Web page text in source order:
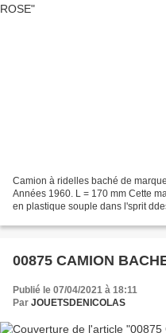
Camion à ridelles baché de
Années 1960. L = 170 mm Cette
en plastique souple dans l'sprit
00875 CAMION
Publié le 07/04/2021 à 18:11
Par JOUETSDENICOLAS